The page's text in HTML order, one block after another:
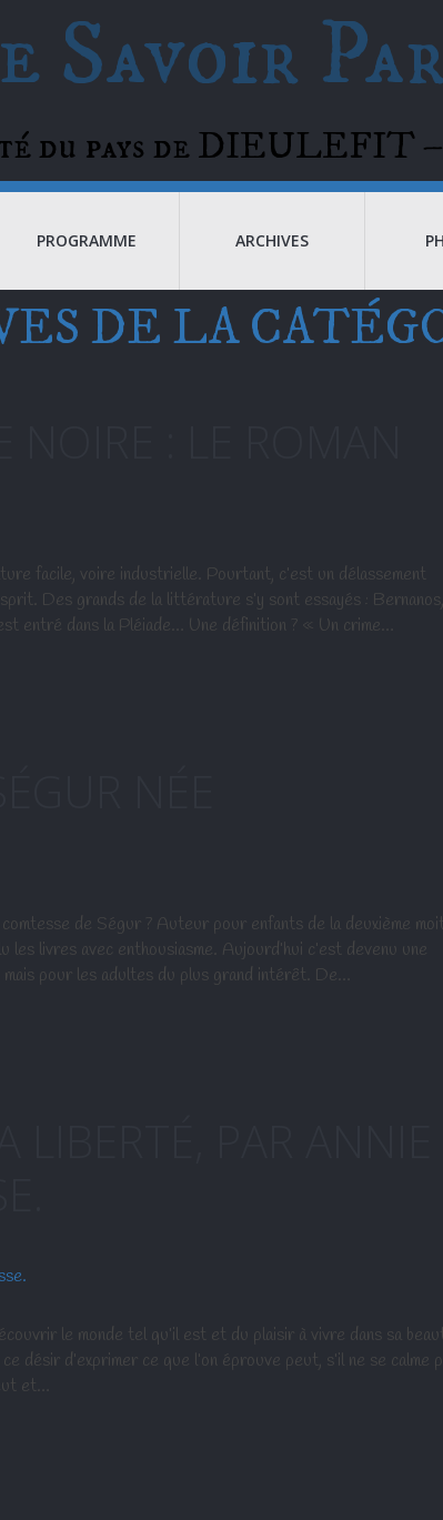
Savoir
du pays de DIEULEFIT
PROGRAMME ARCHIVES
DE LA
facile, voire industrielle. Pourtant, c’est un délassement
Des grands de la littérature s’y sont essayés : Bernanos,
entré dans la Pléiade… Une définition ? « Un crime…
de Ségur ? Auteur pour enfants de la deuxième
livres avec enthousiasme. Aujourd’hui c’est devenu une
pour les adultes du plus grand intérêt. De…
le monde tel qu’il est et du plaisir à vivre dans sa
désir d’exprimer ce que l’on éprouve peut, s’il ne se calme
et…